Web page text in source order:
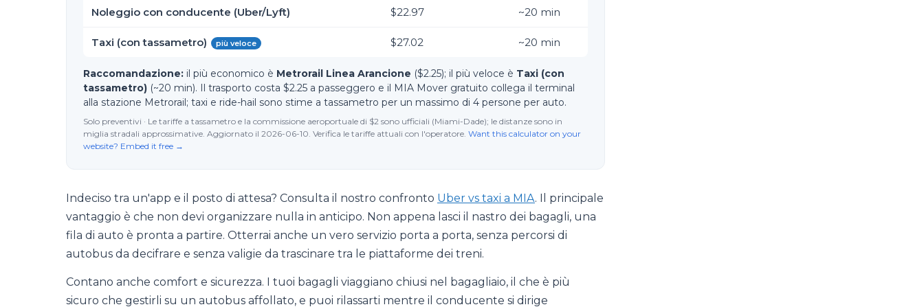
Noleggio con conducente (Uber/Lyft) $22.97 ~20 min
Taxi (con tassametro) più veloce $27.02 ~20 min
Raccomandazione: il più economico è Metrorail Linea Arancione ($2.25); il più veloce è Taxi (con
tassametro) (~20 min). Il trasporto costa $2.25 a passeggero e il MIA Mover gratuito collega il terminal
alla stazione Metrorail; taxi e ride-hail sono stime a tassametro per un massimo di 4 persone per auto.
Solo preventivi · Le tariffe a tassametro e la commissione aeroportuale di $2 sono ufficiali (Miami-Dade); le distanze sono in
miglia stradali approssimative. Aggiornato il 2026-06-10. Verifica le tariffe attuali con l'operatore. Want this calculator on your
website? Embed it free →
Indeciso tra un'app e il posto di attesa? Consulta il nostro confronto Uber vs taxi a MIA. Il principale
vantaggio è che non devi organizzare nulla in anticipo. Non appena lasci il nastro dei bagagli, una
fila di auto è pronta a partire. Otterrai anche un vero servizio porta a porta, senza percorsi di
autobus da decifrare e senza valigie da trascinare tra le piattaforme dei treni.
Contano anche comfort e sicurezza. I tuoi bagagli viaggiano chiusi nel bagagliaio, il che è più
sicuro che gestirli su un autobus affollato, e puoi rilassarti mentre il conducente si dirige